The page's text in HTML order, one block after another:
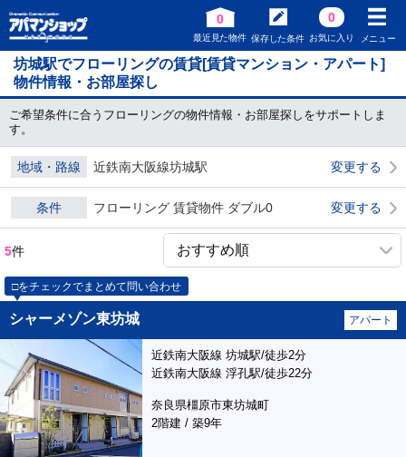
0
最近見た物件 保存した条件
0
お気に入り メニュー
坊城駅でフローリングの賃貸[賃貸マンション・アパート]
物件情報・お部屋探し
ご希望条件に合うフローリングの物件情報・お部屋探しをサポートしま
す。
地域・路線 近鉄南大阪線坊城駅 変更する
条件 フローリング 賃貸物件 ダブル0 変更する
5件
□をチェックでまとめて問い合わせ
シャーメゾン東坊城 アパート
近鉄南大阪線 坊城駅/徒歩2分
近鉄南大阪線 浮孔駅/徒歩22分
奈良県橿原市東坊城町
2階建 / 築9年